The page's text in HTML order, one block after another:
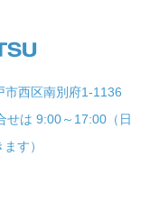
西区南別府1-1136
は 9:00～17:00（日
す）